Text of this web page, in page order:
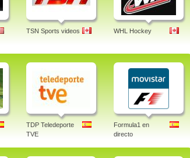
TSN Sports videos WHL Hockey
TDP Teledeporte
TVE
Formula1 en
directo